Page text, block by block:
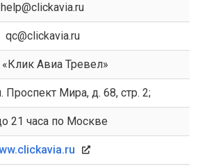
help@clickavia.ru
qc@clickavia.ru
Авиа Тревел»
Проспект Мира, д. 68, стр. 2;
21 часа по Москве